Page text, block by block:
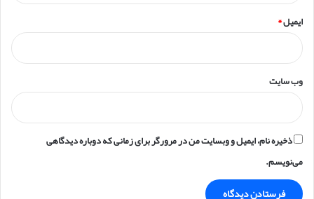
ایمیل*
وب‌ سایت
ذخیره نام، ایمیل و وبسایت من در مرورگر برای زمانی که دوباره دیدگاهی
می‌نویسم.